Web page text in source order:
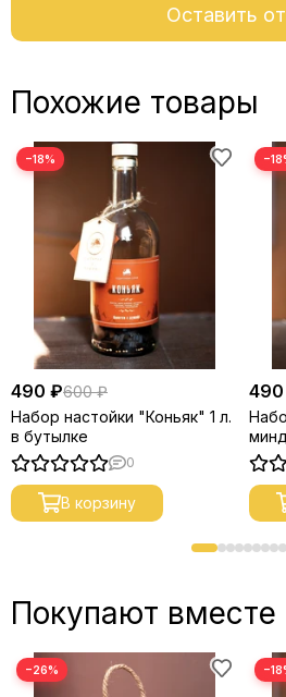
Оставить
Похожие товары
−18%
490 ₽600 ₽
Набор настойки "Коньяк" 1 л.
в бутылке
0
В корзину
Покупают вместе
−26%